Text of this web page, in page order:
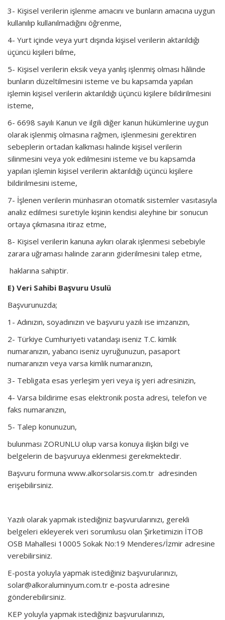
3- Kişisel verilerin işlenme amacını ve bunların amacına uygun
kullanılıp kullanılmadığını öğrenme,
4- Yurt içinde veya yurt dışında kişisel verilerin aktarıldığı
üçüncü kişileri bilme,
5- Kişisel verilerin eksik veya yanlış işlenmiş olması hâlinde
bunların düzeltilmesini isteme ve bu kapsamda yapılan
işlemin kişisel verilerin aktarıldığı üçüncü kişilere bildirilmesini
isteme,
6- 6698 sayılı Kanun ve ilgili diğer kanun hükümlerine uygun
olarak işlenmiş olmasına rağmen, işlenmesini gerektiren
sebeplerin ortadan kalkması halinde kişisel verilerin
silinmesini veya yok edilmesini isteme ve bu kapsamda
yapılan işlemin kişisel verilerin aktarıldığı üçüncü kişilere
bildirilmesini isteme,
7- İşlenen verilerin münhasıran otomatik sistemler vasıtasıyla
analiz edilmesi suretiyle kişinin kendisi aleyhine bir sonucun
ortaya çıkmasına itiraz etme,
8- Kişisel verilerin kanuna aykırı olarak işlenmesi sebebiyle
zarara uğraması halinde zararın giderilmesini talep etme,
haklarına sahiptir.
E) Veri Sahibi Başvuru Usulü
Başvurunuzda;
1- Adınızın, soyadınızın ve başvuru yazılı ise imzanızın,
2- Türkiye Cumhuriyeti vatandaşı iseniz T.C. kimlik
numaranızın, yabancı iseniz uyruğunuzun, pasaport
numaranızın veya varsa kimlik numaranızın,
3- Tebligata esas yerleşim yeri veya iş yeri adresinizin,
4- Varsa bildirime esas elektronik posta adresi, telefon ve
faks numaranızın,
5- Talep konunuzun,
bulunması ZORUNLU olup varsa konuya ilişkin bilgi ve
belgelerin de başvuruya eklenmesi gerekmektedir.
Başvuru formuna www.alkorsolarsis.com.tr adresinden
erişebilirsiniz.
Yazılı olarak yapmak istediğiniz başvurularınızı, gerekli
belgeleri ekleyerek veri sorumlusu olan Şirketimizin İTOB
OSB Mahallesi 10005 Sokak No:19 Menderes/İzmir adresine
verebilirsiniz.
E-posta yoluyla yapmak istediğiniz başvurularınızı,
solar@alkoraluminyum.com.tr e-posta adresine
gönderebilirsiniz.
KEP yoluyla yapmak istediğiniz başvurularınızı,